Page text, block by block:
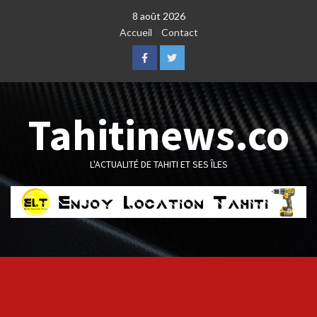
8 août 2026
Accueil
Contact
FacebookTwitter
Tahitinews.co
L'ACTUALITÉ DE TAHITI ET SES ÎLES